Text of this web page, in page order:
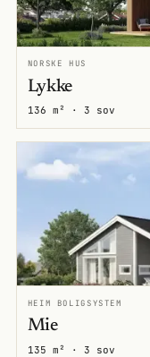
NORSKE HUS
Lykke
136 m² · 3 sov
HEIM BOLIGSYSTEM
Mie
135 m² · 3 sov